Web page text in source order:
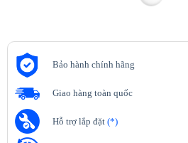
Bảo hành chính hãng
Giao hàng toàn quốc
Hỗ trợ lắp đặt (*)